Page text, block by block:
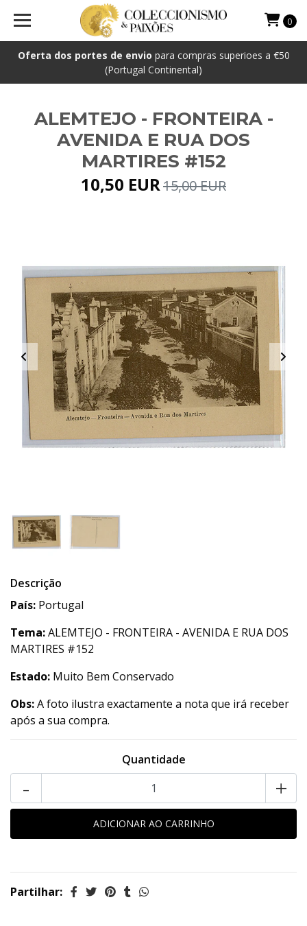
Oferta dos portes de envio para compras superioes a €50
(Portugal Continental)
0
ALEMTEJO - FRONTEIRA -
AVENIDA E RUA DOS
MARTIRES #152
10,50 EUR15,00 EUR
Descrição
País: Portugal
Tema:ALEMTEJO - FRONTEIRA - AVENIDA E RUA DOS
MARTIRES #152
Estado: Muito Bem Conservado
Obs:A foto ilustra exactamente a nota que irá receber
após a sua compra.
Quantidade
- +
Partilhar: